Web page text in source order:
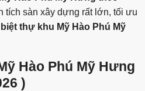
tích sàn xây dựng rất lớn, tối ưu
biệt thự khu Mỹ Hào Phú Mỹ
Hào Phú Mỹ Hưng
)